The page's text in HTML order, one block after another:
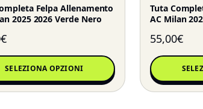
Felpa Allenamento
2025 2026 Verde Nero
€
SELEZIONA OPZIONI
Tuta
AC Milan
55,00€